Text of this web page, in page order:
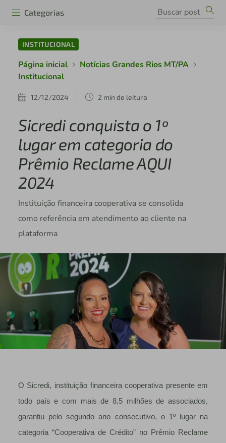
Categorias
INSTITUCIONAL
Página inicial
Notícias Grandes Rios MT/PA
Institucional
12/12/2024 2 min de leitura
Sicredi conquista o 1º
lugar em categoria do
Prêmio Reclame AQUI
2024
Instituição financeira cooperativa se consolida
como referência em atendimento ao cliente na
plataforma
O Sicredi, instituição financeira cooperativa presente em
todo país e com mais de 8,5 milhões de associados,
garantiu pelo segundo ano consecutivo, o 1º lugar na
categoria “Cooperativa de Crédito” no Prêmio Reclame